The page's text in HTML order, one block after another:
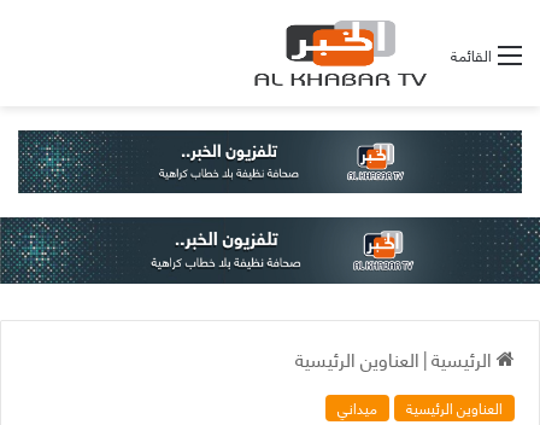
القائمة
الرئيسية|العناوين الرئيسية
العناوين الرئيسية ميداني